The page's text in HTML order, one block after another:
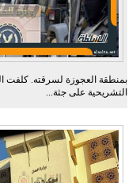
بمنطقة العجوزة لسرقته. كلفت
التشريحية على جثة...